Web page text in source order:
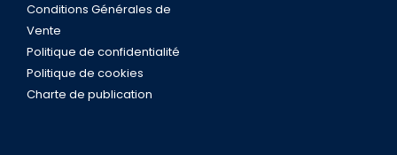
Conditions Générales de
Vente
Politique de confidentialité
Politique de cookies
Charte de publication